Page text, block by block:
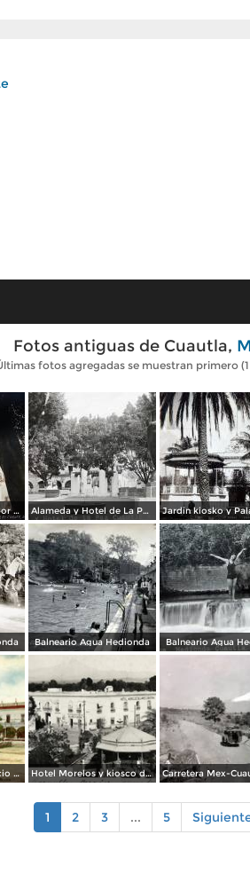
Fotos antiguas de Cuautla,
fotos agregadas se muestran primero (1
Iglesia de San Diego por el Fotógrafo Hugo Brehme. Alameda y Hotel de La Paz.
Balneario Agua Hedionda Balneario Agua
Plaza Principal y Palacio Municipal Hotel Morelos y kiosco de la plaza
1 2 3 ... 5